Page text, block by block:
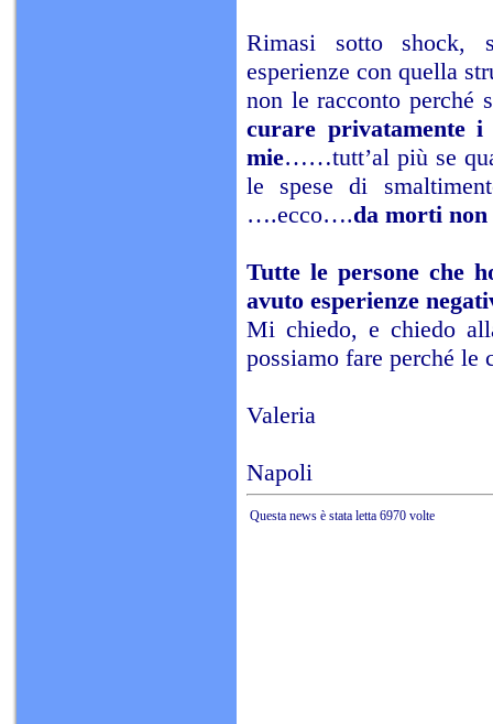
Rimasi sotto shock,
esperienze con quella
non le racconto perché
curare privatamente
mie……tutt’al più se
le spese di
….ecco….da morti non
Tutte le persone che
avuto esperienze
Mi chiedo, e chiedo
possiamo fare perché le
Valeria
Napoli
Questa news è stata letta 6970 volte